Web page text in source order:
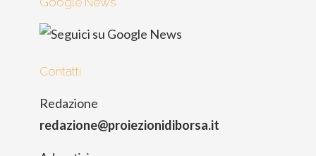
Contatti
Redazione
redazione@proiezionidiborsa.it